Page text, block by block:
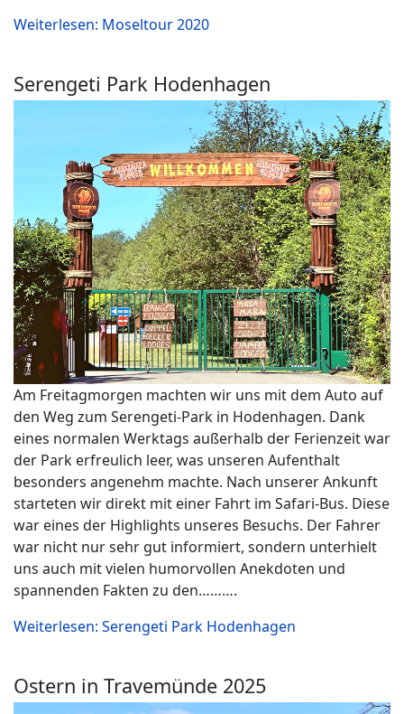
Weiterlesen: Moseltour 2020
Serengeti Park Hodenhagen
Am Freitagmorgen machten wir uns mit dem Auto auf
den Weg zum Serengeti-Park in Hodenhagen. Dank
eines normalen Werktags außerhalb der Ferienzeit war
der Park erfreulich leer, was unseren Aufenthalt
besonders angenehm machte. Nach unserer Ankunft
starteten wir direkt mit einer Fahrt im Safari-Bus. Diese
war eines der Highlights unseres Besuchs. Der Fahrer
war nicht nur sehr gut informiert, sondern unterhielt
uns auch mit vielen humorvollen Anekdoten und
spannenden Fakten zu den……….
Weiterlesen: Serengeti Park Hodenhagen
Ostern in Travemünde 2025